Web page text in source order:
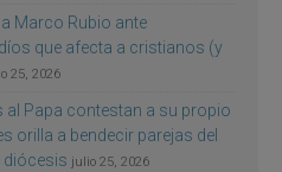
Marco Rubio ante
que afecta a cristianos (y
25, 2026
al Papa contestan a su propio
orilla a bendecir parejas del
diócesis julio 25, 2026